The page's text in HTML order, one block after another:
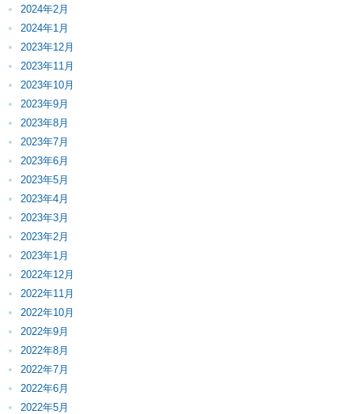
2024年2月
2024年1月
2023年12月
2023年11月
2023年10月
2023年9月
2023年8月
2023年7月
2023年6月
2023年5月
2023年4月
2023年3月
2023年2月
2023年1月
2022年12月
2022年11月
2022年10月
2022年9月
2022年8月
2022年7月
2022年6月
2022年5月